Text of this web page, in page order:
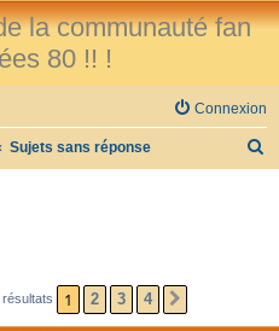
la communauté fan
80 !! !
Connexion
Sujets sans réponse
AVANCÉE
résultats 1 2 3 4